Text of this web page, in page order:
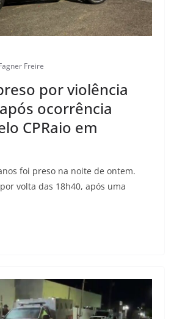
Freire
por violência
ocorrência
CPRaio em
foi preso na noite de ontem.
volta das 18h40, após uma